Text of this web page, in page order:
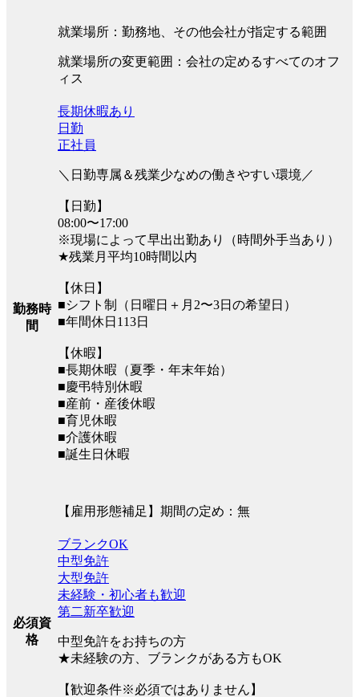
就業場所：勤務地、その他会社が指定する範囲
就業場所の変更範囲：会社の定めるすべてのオフ
ィス
勤務時
間
長期休暇あり
日勤
正社員
＼日勤専属＆残業少なめの働きやすい環境／
【日勤】
08:00〜17:00
※現場によって早出出勤あり（時間外手当あり）
★残業月平均10時間以内
【休日】
■シフト制（日曜日＋月2〜3日の希望日）
■年間休日113日
【休暇】
■長期休暇（夏季・年末年始）
■慶弔特別休暇
■産前・産後休暇
■育児休暇
■介護休暇
■誕生日休暇
【雇用形態補足】期間の定め：無
必須資
格
ブランクOK
中型免許
大型免許
未経験・初心者も歓迎
第二新卒歓迎
中型免許をお持ちの方
★未経験の方、ブランクがある方もOK
【歓迎条件※必須ではありません】